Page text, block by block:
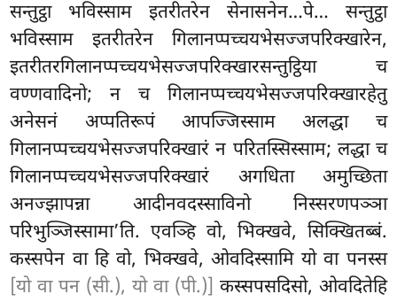
सन्तुट्ठा भविस्साम इतरीतरेन सेनासनेन…पे… सन्तुट्ठा
भविस्साम इतरीतरेन गिलानप्पच्चयभेसज्जपरिक्खारेन,
इतरीतरगिलानप्पच्चयभेसज्जपरिक्खारसन्तुट्ठिया च
वण्णवादिनो; न च गिलानप्पच्चयभेसज्जपरिक्खारहेतु
अनेसनं अप्पतिरूपं आपज्जिस्साम अलद्धा च
गिलानप्पच्चयभेसज्जपरिक्खारं न परितस्सिस्साम; लद्धा च
गिलानप्पच्चयभेसज्जपरिक्खारं अगधिता अमुच्छिता
अनज्झापन्ना आदीनवदस्साविनो निस्सरणपञ्ञा
परिभुञ्जिस्सामा’ति. एवञ्हि वो, भिक्खवे, सिक्खितब्बं.
कस्सपेन वा हि वो, भिक्खवे, ओवदिस्सामि यो वा पनस्स
[यो वा पन (सी.), यो वा (पी.)] कस्सपसदिसो, ओवदितेहि